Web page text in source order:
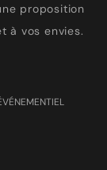
proposition
à vos envies.